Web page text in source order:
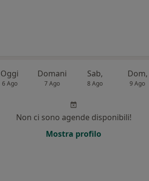
Oggi
6 Ago
Domani
7 Ago
Sab,
8 Ago
Dom,
9 Ago
Non ci sono agende disponibili!
Mostra profilo